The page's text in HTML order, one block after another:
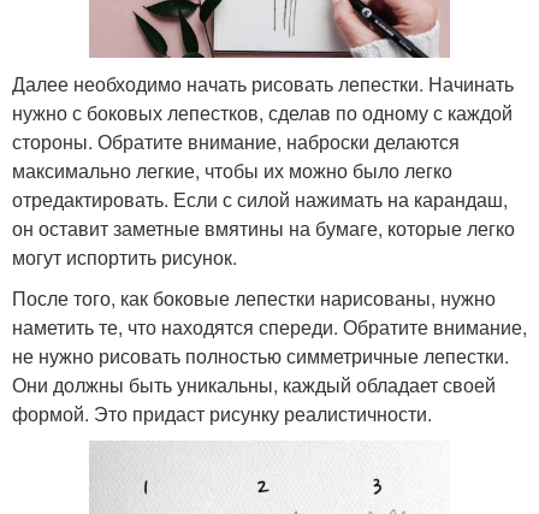
Далее необходимо начать рисовать лепестки. Начинать
нужно с боковых лепестков, сделав по одному с каждой
стороны. Обратите внимание, наброски делаются
максимально легкие, чтобы их можно было легко
отредактировать. Если с силой нажимать на карандаш,
он оставит заметные вмятины на бумаге, которые легко
могут испортить рисунок.
После того, как боковые лепестки нарисованы, нужно
наметить те, что находятся спереди. Обратите внимание,
не нужно рисовать полностью симметричные лепестки.
Они должны быть уникальны, каждый обладает своей
формой. Это придаст рисунку реалистичности.